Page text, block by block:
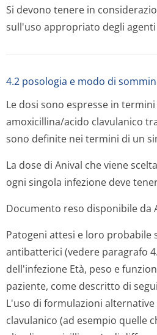
Si devono tenere in
sull'uso appropriato degli
4.2 posologia e modo di
Le dosi sono espresse in
amoxicillina/acido clavulanico
sono definite nei termini di un
La dose di Anival che viene
ogni singola infezione deve
Documento reso disponibile da
Patogeni attesi e loro probabile
antibatterici (vedere paragrafo
dell'infezione Età, peso e
paziente, come descritto di
L'uso di formulazioni
clavulanico (ad esempio quelle